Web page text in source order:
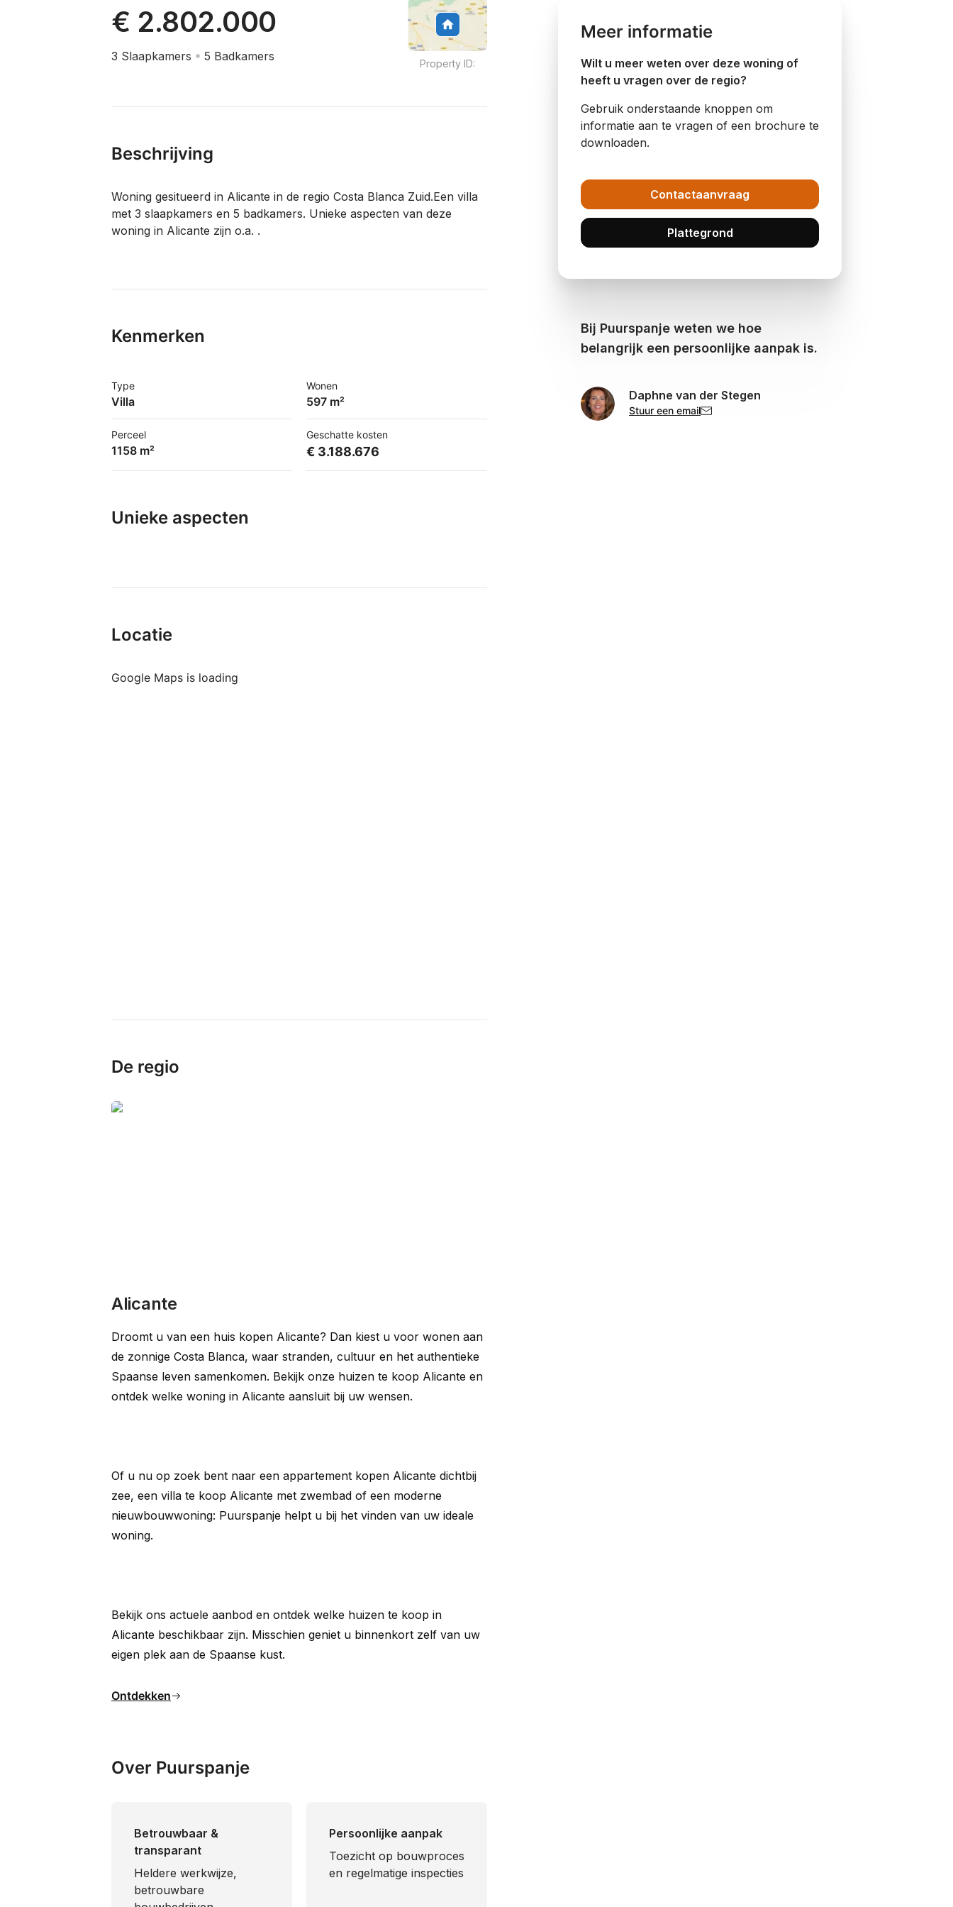
€ 2.802.000
3 Slaapkamers 5 Badkamers
Property ID:
Beschrijving
Woning gesitueerd in Alicante in de regio Costa Blanca Zuid.Een villa
met 3 slaapkamers en 5 badkamers. Unieke aspecten van deze
woning in Alicante zijn o.a. .
Kenmerken
Type
Villa
Wonen
597 m²
Perceel
1158 m²
Geschatte kosten
€ 3.188.676
Unieke aspecten
Locatie
Google Maps is loading
De regio
Alicante
Droomt u van een huis kopen Alicante? Dan kiest u voor wonen aan
de zonnige Costa Blanca, waar stranden, cultuur en het authentieke
Spaanse leven samenkomen. Bekijk onze huizen te koop Alicante en
ontdek welke woning in Alicante aansluit bij uw wensen.
Of u nu op zoek bent naar een appartement kopen Alicante dichtbij
zee, een villa te koop Alicante met zwembad of een moderne
nieuwbouwwoning: Puurspanje helpt u bij het vinden van uw ideale
woning.
Bekijk ons actuele aanbod en ontdek welke huizen te koop in
Alicante beschikbaar zijn. Misschien geniet u binnenkort zelf van uw
eigen plek aan de Spaanse kust.
Ontdekken
Over Puurspanje
Betrouwbaar &
transparant
Heldere werkwijze,
betrouwbare
Persoonlijke aanpak
Toezicht op bouwproces
en regelmatige inspecties
Meer informatie
Wilt u meer weten over deze woning of
heeft u vragen over de regio?
Gebruik onderstaande knoppen om
informatie aan te vragen of een brochure te
downloaden.
Contactaanvraag
Plattegrond
Bij Puurspanje weten we hoe
belangrijk een persoonlijke aanpak is.
Daphne van der Stegen
Stuur een email